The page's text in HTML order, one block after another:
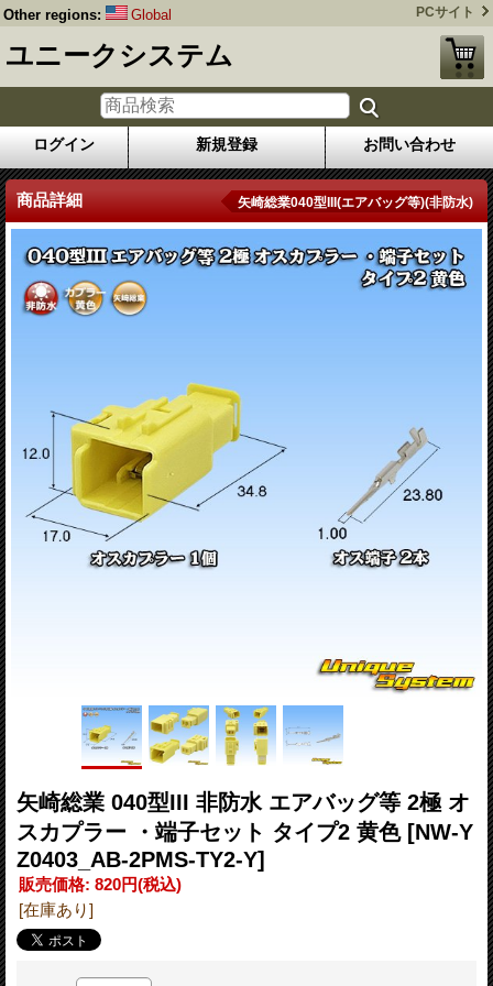
Other regions: Global PCサイト
ユニークシステム
ログイン 新規登録 お問い合わせ
商品詳細 矢崎総業040型III(エアバッグ等)(非防水)
矢崎総業 040型III 非防水 エアバッグ等 2極 オ
スカプラー ・端子セット タイプ2 黄色 [NW-Y
Z0403_AB-2PMS-TY2-Y]
販売価格: 820円(税込)
[在庫あり]